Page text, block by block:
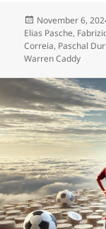
Veröffentlicht
am
November 6,
Elias Pasche,
Correia, Paschal
Warren Caddy